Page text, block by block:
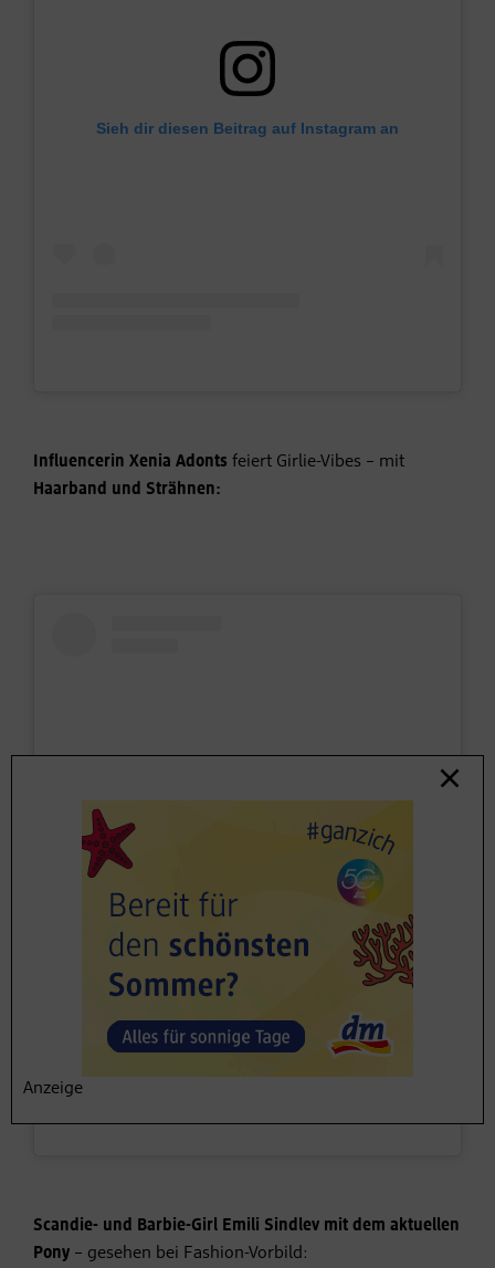
Sieh dir diesen Beitrag auf Instagram an
Influencerin Xenia Adonts feiert Girlie-Vibes – mit
Haarband und Strähnen:
Sieh dir diesen Beitrag auf Instagram an
Scandie- und Barbie-Girl Emili Sindlev mit dem aktuellen
Pony – gesehen bei Fashion-Vorbild:
Anzeige